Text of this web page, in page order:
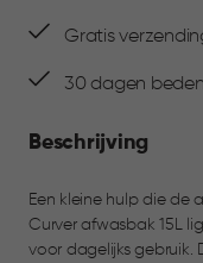
Gratis
30 dagen
Beschrijving
Een kleine hulp die de
Curver afwasbak 15L
voor dagelijks gebruik. De ergonomische handgrepen maken